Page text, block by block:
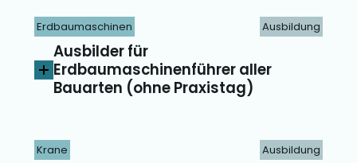
Erdbaumaschinen Ausbildung
Ausbilder für
Erdbaumaschinenführer aller
Bauarten (ohne Praxistag)
Krane Ausbildung